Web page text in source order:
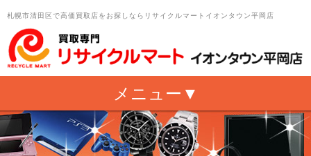
札幌市清田区で高価買取店をお探しならリサイクルマートイオンタウン平岡店